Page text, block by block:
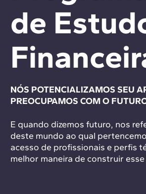
de
NÓS POTENCIALIZAMOS SEU
PREOCUPAMOS COM O
E quando dizemos futuro, nos
deste mundo ao qual
acesso de profissionais e perfis
melhor maneira de construir